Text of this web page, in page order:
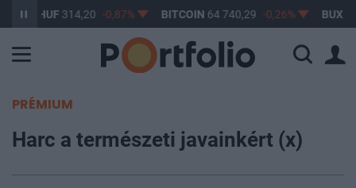
HUF 314,20 -0,87% BITCOIN64 740,29 -0,26% BUX 148
PRÉMIUM
Harc a természeti javainkért (x)